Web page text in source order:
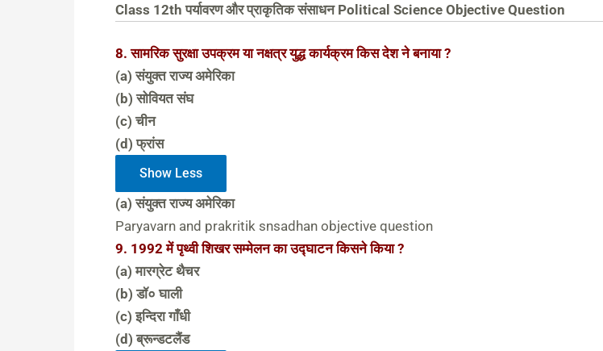
Class 12th पर्यावरण और प्राकृतिक संसाधन Political Science Objective Question
8. सामरिक सुरक्षा उपक्रम या नक्षत्र युद्ध कार्यक्रम किस देश ने बनाया ?
(a) संयुक्त राज्य अमेरिका
(b) सोवियत संघ
(c) चीन
(d) फ्रांस
Show Less
(a) संयुक्त राज्य अमेरिका
Paryavarn and prakritik snsadhan objective question
9. 1992 में पृथ्वी शिखर सम्मेलन का उद्घाटन किसने किया ?
(a) मारग्रेट थैचर
(b) डॉ० घाली
(c) इन्दिरा गाँधी
(d) ब्रून्डटलैंड